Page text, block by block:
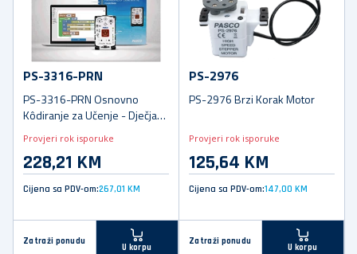
PS-3316-PRN
PS-3316-PRN Osnovno
Kôdiranje za Učenje - Dječja
Provjeri rok isporuke
228,21 KM
Cijena sa PDV-om:267,01 KM
Zatraži ponudu
U korpu
PS-2976
PS-2976 Brzi Korak Motor
Provjeri rok isporuke
125,64 KM
Cijena sa PDV-om:147,00 KM
Zatraži ponudu
U korpu